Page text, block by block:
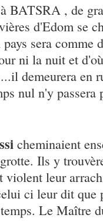
BATSRA , de
d'Edom se
sera comme
ni la nuit et
demeurera en
nul n'y passera
cheminaient
Ils y
violent leur
ci leur dit que
Le Maître